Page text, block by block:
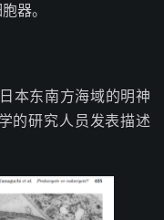
器。
本东南方海域的明神
的研究人员发表描述